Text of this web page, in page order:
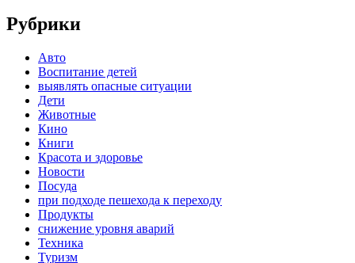
Рубрики
Авто
Воспитание детей
выявлять опасные ситуации
Дети
Животные
Кино
Книги
Красота и здоровье
Новости
Посуда
при подходе пешехода к переходу
Продукты
снижение уровня аварий
Техника
Туризм